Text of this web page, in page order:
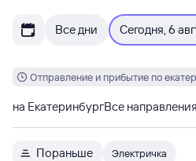
Все дни Сегодня, 6
Отправление и прибытие по
на ЕкатеринбургВсе направления
Пораньше Электричка